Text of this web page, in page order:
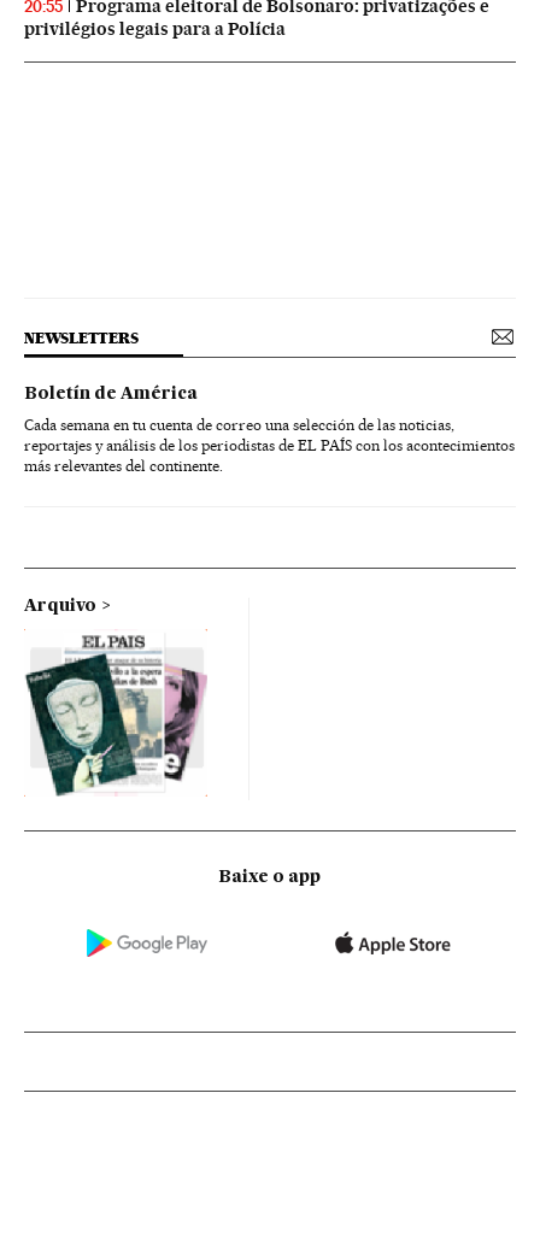
20:55
Programa eleitoral de Bolsonaro: privatizações e
privilégios legais para a Polícia
NEWSLETTERS
Boletín de América
Cada semana en tu cuenta de correo una selección de las noticias,
reportajes y análisis de los periodistas de EL PAÍS con los acontecimientos
más relevantes del continente.
Arquivo
Baixe o app